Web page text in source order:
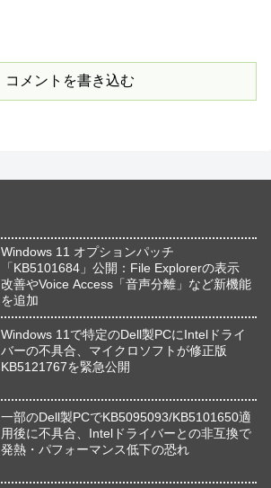
コメントを書き込む
Windows 11 オプションパッチ
「KB5101684」公開：File Explorerの表示
改善やVoice Access「音声分離」など新機能
を追加
Windows 11で特定のDell製PCにIntelドライ
バーの不具合、マイクロソフトが修正版
KB5121767を緊急公開
一部のDell製PCでKB5095093/KB5101650適
用後に不具合、Intelドライバーとの非互換で
発熱・パフォーマンス低下の恐れ